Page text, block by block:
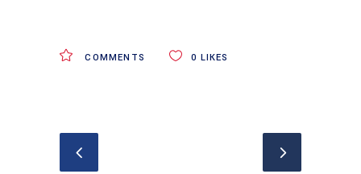
COMMENTS 0 LIKES